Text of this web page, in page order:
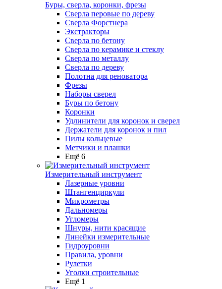
Буры, сверла, коронки, фрезы
Сверла перовые по дереву
Сверла Форстнера
Экстракторы
Сверла по бетону
Сверла по керамике и стеклу
Сверла по металлу
Сверла по дереву
Полотна для реноватора
Фрезы
Наборы сверел
Буры по бетону
Коронки
Удлинители для коронок и сверел
Держатели для коронок и пил
Пилы кольцевые
Метчики и плашки
Ещё 6
Измерительный инструмент
Лазерные уровни
Штангенциркули
Микрометры
Дальномеры
Угломеры
Шнуры, нити красящие
Линейки измерительные
Гидроуровни
Правила, уровни
Рулетки
Уголки строительные
Ещё 1